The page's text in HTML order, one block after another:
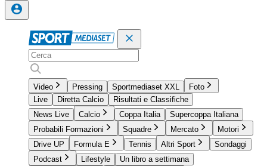
Video Pressing Sportmediaset XXL
Foto
Live
Diretta Calcio
Risultati e Classifiche
News Live
Calcio Coppa Italia
Supercoppa Italiana
Probabili Formazioni
Squadre Mercato
Motori
Drive UP
Formula E Tennis Altri Sport
Sondaggi
Podcast
Lifestyle
Un libro a settimana